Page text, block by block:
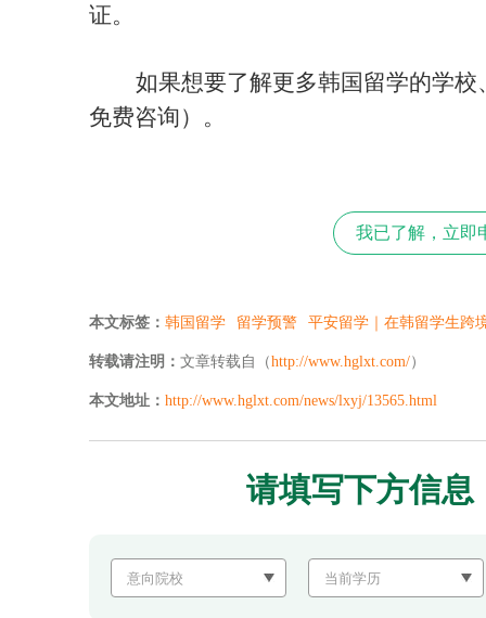
证。
如果想要了解更多韩国留学的学
免费咨询）。
我已了解，立即
本文标签： 韩国留学 留学预警 平安留学｜在韩留学生跨
转载请注明： 文章转载自（http://www.hglxt.com/）
本文地址： http://www.hglxt.com/news/lxyj/13565.html
请填写下方信